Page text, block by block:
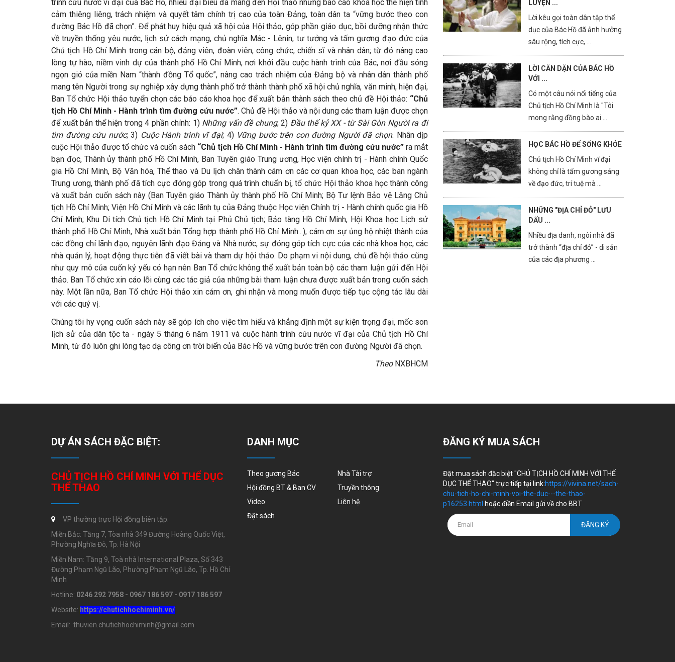
trình cứu nước vĩ đại của Bác Hồ, nhiều đại biểu đã mang đến Hội thảo những báo cáo khoa học thể hiện tình
cảm thiêng liêng, trách nhiệm và quyết tâm chính trị cao của toàn Đảng, toàn dân ta “vững bước theo con
đường Bác Hồ đã chọn”. Để phát huy hiệu quả xã hội của Hội thảo, góp phần giáo dục, bồi dưỡng nhận thức
về truyền thống yêu nước, lịch sử cách mạng, chủ nghĩa Mác - Lênin, tư tưởng và tấm gương đạo đức của
Chủ tịch Hồ Chí Minh trong cán bộ, đảng viên, đoàn viên, công chức, chiến sĩ và nhân dân; từ đó nâng cao
lòng tự hào, niềm vinh dự của thành phố Hồ Chí Minh, nơi khởi đầu cuộc hành trình của Bác, nơi đầu sóng
ngọn gió của miền Nam “thành đồng Tổ quốc”, nâng cao trách nhiệm của Đảng bộ và nhân dân thành phố
mang tên Người trong sự nghiệp xây dựng thành phố trở thành thành phố xã hội chủ nghĩa, văn minh, hiện đại,
Ban Tổ chức Hội thảo tuyển chọn các báo cáo khoa học để xuất bản thành sách theo chủ đề Hội thảo: “Chủ
tịch Hồ Chí Minh - Hành trình tìm đường cứu nước”. Chủ đề Hội thảo và nội dung các tham luận được chọn
để xuất bản thể hiện trong 4 phần chính: 1) Những vấn đề chung; 2) Đầu thế kỷ XX - từ Sài Gòn Người ra đi
tìm đường cứu nước; 3) Cuộc Hành trình vĩ đại; 4) Vững bước trên con đường Người đã chọn. Nhân dịp
cuộc Hội thảo được tổ chức và cuốn sách “Chủ tịch Hồ Chí Minh - Hành trình tìm đường cứu nước” ra mắt
bạn đọc, Thành ủy thành phố Hồ Chí Minh, Ban Tuyên giáo Trung ương, Học viện chính trị - Hành chính Quốc
gia Hồ Chí Minh, Bộ Văn hóa, Thể thao và Du lịch chân thành cám ơn các cơ quan khoa học, các ban ngành
Trung ương, thành phố đã tích cực đóng góp trong quá trình chuẩn bị, tổ chức Hội thảo khoa học thành công
và xuất bản cuốn sách này (Ban Tuyên giáo Thành ủy thành phố Hồ Chí Minh; Bộ Tư lệnh Bảo vệ Lăng Chủ
tịch Hồ Chí Minh; Viện Hồ Chí Minh và các lãnh tụ của Đảng thuộc Học viện Chính trị - Hành chính quốc gia Hồ
Chí Minh; Khu Di tích Chủ tịch Hồ Chí Minh tại Phủ Chủ tịch; Bảo tàng Hồ Chí Minh, Hội Khoa học Lịch sử
thành phố Hồ Chí Minh, Nhà xuất bản Tổng hợp thành phố Hồ Chí Minh...), cám ơn sự ủng hộ nhiệt thành của
các đồng chí lãnh đạo, nguyên lãnh đạo Đảng và Nhà nước, sự đóng góp tích cực của các nhà khoa học, các
nhà quản lý, hoạt động thực tiễn đã viết bài và tham dự hội thảo. Do phạm vi nội dung, chủ đề hội thảo cũng
như quy mô của cuốn kỷ yếu có hạn nên Ban Tổ chức không thể xuất bản toàn bộ các tham luận gửi đến Hội
thảo. Ban Tổ chức xin cáo lỗi cùng các tác giả của những bài tham luận chưa được xuất bản trong cuốn sách
này. Một lần nữa, Ban Tổ chức Hội thảo xin cám ơn, ghi nhận và mong muốn được tiếp tục cộng tác lâu dài
với các quý vị.
Chúng tôi hy vọng cuốn sách này sẽ góp ích cho việc tìm hiểu và khẳng định một sự kiện trọng đại, mốc son
lịch sử của dân tộc ta - ngày 5 tháng 6 năm 1911 và cuộc hành trình cứu nước vĩ đại của Chủ tịch Hồ Chí
Minh, từ đó luôn ghi lòng tạc dạ công ơn trời biển của Bác Hồ và vững bước trên con đường Người đã chọn.
Theo NXBHCM
LUYỆN ...
Lời kêu gọi toàn dân tập thể
dục của Bác Hồ đã ảnh hưởng
sâu rộng, tích cực, ...
LỜI CĂN DẶN CỦA BÁC HỒ
VỚI ...
Có một câu nói nổi tiếng của
Chủ tịch Hồ Chí Minh là "Tôi
mong rằng đồng bào ai ...
HỌC BÁC HỒ ĐỂ SỐNG KHỎE
Chủ tịch Hồ Chí Minh vĩ đại
không chỉ là tấm gương sáng
về đạo đức, trí tuệ mà ...
NHỮNG "ĐỊA CHỈ ĐỎ" LƯU
DẤU ...
Nhiều địa danh, ngôi nhà đã
trở thành “địa chỉ đỏ” - di sản
của các địa phương ...
DỰ ÁN SÁCH ĐẶC BIỆT:
CHỦ TỊCH HỒ CHÍ MINH VỚI THỂ DỤC
THỂ THAO
VP thường trực Hội đồng biên tập:
Miền Bắc: Tầng 7, Tòa nhà 349 Đường Hoàng Quốc Việt,
Phường Nghĩa Đô, Tp. Hà Nội
Miền Nam: Tầng 9, Toà nhà International Plaza, Số 343
Đường Phạm Ngũ Lão, Phường Phạm Ngũ Lão, Tp. Hồ Chí
Minh
Hotline: 0246 292 7958 - 0967 186 597 - 0917 186 597
Website: https://chutichhochiminh.vn/
Email: thuvien.chutichhochiminh@gmail.com
DANH MỤC
Theo gương Bác
Hội đồng BT & Ban CV
Video
Đặt sách
Nhà Tài trợ
Truyền thông
Liên hệ
ĐĂNG KÝ MUA SÁCH
Đặt mua sách đặc biệt "CHỦ TỊCH HỒ CHÍ MINH VỚI THỂ
DỤC THỂ THAO" trực tiếp tại link:https://vivina.net/sach-
chu-tich-ho-chi-minh-voi-the-duc---the-thao-
p16253.html hoặc điền Email gửi về cho BBT